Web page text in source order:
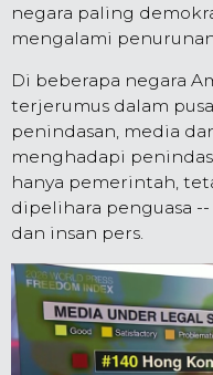
negara paling
mengalami
Di beberapa negara
terjerumus dalam
penindasan, media
menghadapi
hanya pemerintah,
dipelihara penguasa
dan insan pers.